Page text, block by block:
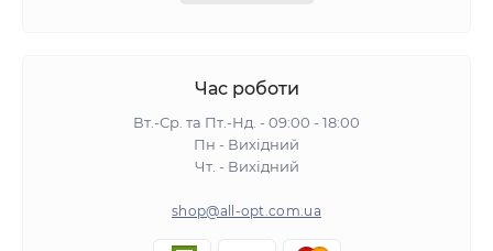
Час роботи
Вт.-Ср. та Пт.-Нд. - 09:00 - 18:00
Пн - Вихідний
Чт. - Вихідний
shop@all-opt.com.ua